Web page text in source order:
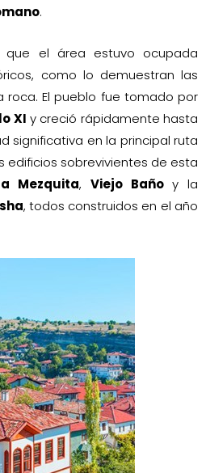
.
que el área estuvo ocupada
como lo demuestran las
roca. El pueblo fue tomado por
XI y creció rápidamente hasta
significativa en la principal ruta
edificios sobrevivientes de esta
Mezquita, Viejo Bañoy la
, todos construidos en el año